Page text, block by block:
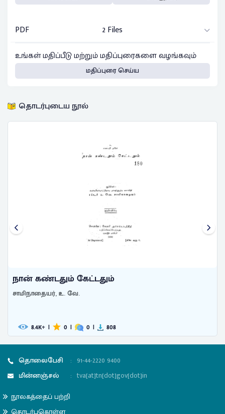
PDF
2 Files
உங்கள் மதிப்பீடு மற்றும் மதிப்புரைகளை வழங்கவும்
மதிப்புரை செய்ய
தொடர்புடைய நூல்
நான் கண்டதும் கேட்டதும்
சாமிநாதையர், உ. வே.
8.4K+ | 0 | 0 | 808
தொலைபேசி : 91-44-2220 9400
மின்னஞ்சல்
: tva[at]tn[dot]gov[dot]in
நூலகத்தைப் பற்றி